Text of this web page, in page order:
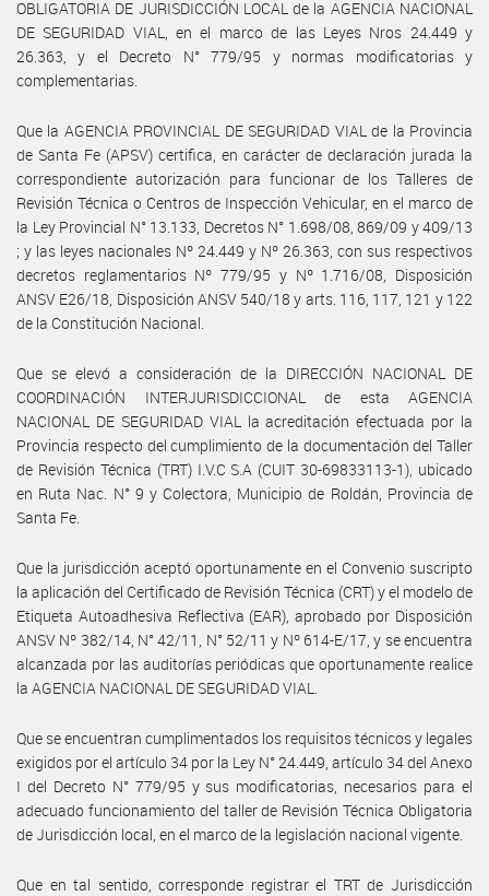
OBLIGATORIA DE JURISDICCIÓN LOCAL de la AGENCIA NACIONAL
DE SEGURIDAD VIAL, en el marco de las Leyes Nros 24.449 y
26.363, y el Decreto N° 779/95 y normas modificatorias y
complementarias.
Que la AGENCIA PROVINCIAL DE SEGURIDAD VIAL de la Provincia
de Santa Fe (APSV) certifica, en carácter de declaración jurada la
correspondiente autorización para funcionar de los Talleres de
Revisión Técnica o Centros de Inspección Vehicular, en el marco de
la Ley Provincial N° 13.133, Decretos N° 1.698/08, 869/09 y 409/13
; y las leyes nacionales Nº 24.449 y Nº 26.363, con sus respectivos
decretos reglamentarios Nº 779/95 y Nº 1.716/08, Disposición
ANSV E26/18, Disposición ANSV 540/18 y arts. 116, 117, 121 y 122
de la Constitución Nacional.
Que se elevó a consideración de la DIRECCIÓN NACIONAL DE
COORDINACIÓN INTERJURISDICCIONAL de esta AGENCIA
NACIONAL DE SEGURIDAD VIAL la acreditación efectuada por la
Provincia respecto del cumplimiento de la documentación del Taller
de Revisión Técnica (TRT) I.V.C S.A (CUIT 30-69833113-1), ubicado
en Ruta Nac. N° 9 y Colectora, Municipio de Roldán, Provincia de
Santa Fe.
Que la jurisdicción aceptó oportunamente en el Convenio suscripto
la aplicación del Certificado de Revisión Técnica (CRT) y el modelo de
Etiqueta Autoadhesiva Reflectiva (EAR), aprobado por Disposición
ANSV Nº 382/14, N° 42/11, N° 52/11 y Nº 614-E/17, y se encuentra
alcanzada por las auditorías periódicas que oportunamente realice
la AGENCIA NACIONAL DE SEGURIDAD VIAL.
Que se encuentran cumplimentados los requisitos técnicos y legales
exigidos por el artículo 34 por la Ley N° 24.449, artículo 34 del Anexo
I del Decreto N° 779/95 y sus modificatorias, necesarios para el
adecuado funcionamiento del taller de Revisión Técnica Obligatoria
de Jurisdicción local, en el marco de la legislación nacional vigente.
Que en tal sentido, corresponde registrar el TRT de Jurisdicción